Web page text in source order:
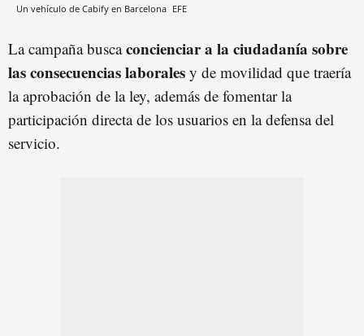
Un vehículo de Cabify en Barcelona EFE
La campaña buscaconcienciar a la ciudadanía sobre
las consecuencias laborales y de movilidad que traería
la aprobación de la ley, además de fomentar la
participación directa de los usuarios en la defensa del
servicio.